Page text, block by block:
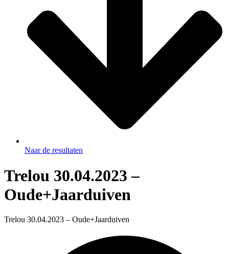
Naar de resultaten
Trelou 30.04.2023 –
Oude+Jaarduiven
Trelou 30.04.2023 – Oude+Jaarduiven